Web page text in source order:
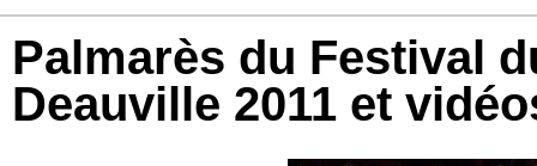
Palmarès du Festival
Deauville 2011 et